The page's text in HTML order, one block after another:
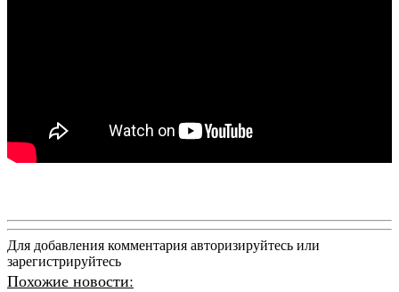
Для добавления комментария авторизируйтесь или
зарегистрируйтесь
Похожие новости: